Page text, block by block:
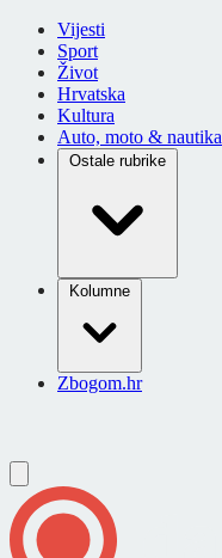
Vijesti
Sport
Život
Hrvatska
Kultura
Auto, moto & nautika
Ostale rubrike
Kolumne
Zbogom.hr